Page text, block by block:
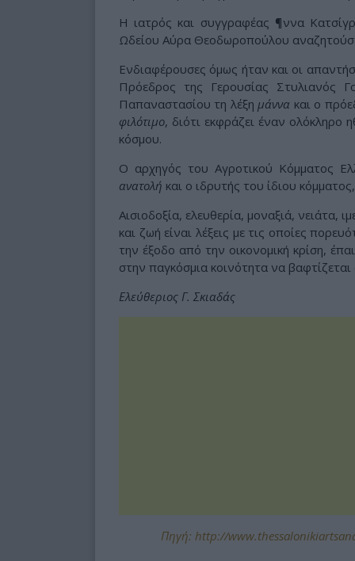
Η ιατρός και συγγραφέας ¶ννα
Ωδείου Αύρα Θεοδωροπούλου
Ενδιαφέρουσες όμως ήταν και οι
Πρόεδρος της Γερουσίας Στυλιανός
Παπαναστασίου τη λέξημάννα και ο
φιλότιμο, διότι εκφράζει έναν ολόκληρο
κόσμου.
Ο αρχηγός του Αγροτικού Κόμματος
ανατολή και ο ιδρυτής του ίδιου
Αισιοδοξία, ελευθερία, μοναξιά, νειάτα,
και ζωή είναι λέξεις με τις οποίες
την έξοδο από την οικονομική κρίση,
στην παγκόσμια κοινότητα να
Ελεύθεριος Γ. Σκιαδάς
Πηγή: http://